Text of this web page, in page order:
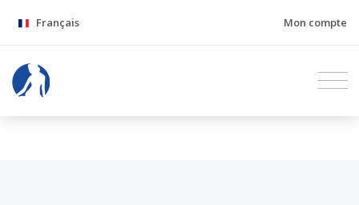
Français Mon compte